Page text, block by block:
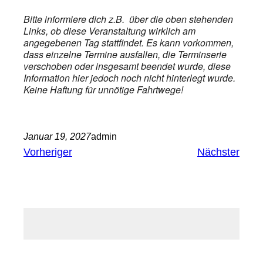
Bitte informiere dich z.B. über die oben stehenden
Links, ob diese Veranstaltung wirklich am
angegebenen Tag stattfindet. Es kann vorkommen,
dass einzelne Termine ausfallen, die Terminserie
verschoben oder insgesamt beendet wurde, diese
Information hier jedoch noch nicht hinterlegt wurde.
Keine Haftung für unnötige Fahrtwege!
Januar 19, 2027admin
Vorheriger Nächster